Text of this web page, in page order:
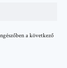
a következő